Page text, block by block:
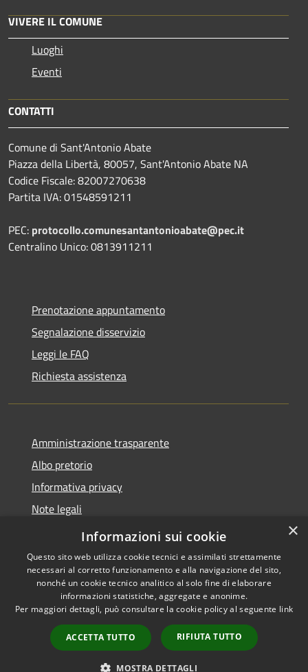
VIVERE IL COMUNE
Luoghi
Eventi
CONTATTI
Comune di Sant'Antonio Abate
Piazza della Libertà, 80057, Sant'Antonio Abate NA
Codice Fiscale: 82007270638
Partita IVA: 01548591211
PEC: protocollo.comunesantantonioabate@pec.it
Centralino Unico: 0813911211
Prenotazione appuntamento
Segnalazione disservizio
Leggi le FAQ
Richiesta assistenza
Amministrazione trasparente
Albo pretorio
Informativa privacy
Note legali
Dichiarazione di accessibilità
Accessibilità
Copyright © 2026 • Comune di
Sant'Antonio Abate • Powered
byMunicipium
Accesso
redazione
×
Informazioni sui cookie
Questo sito web utilizza cookie tecnici e assimilati strettamente
necessari al corretto funzionamento e alla navigazione del sito,
nonché un cookie tecnico analitico al solo fine di elaborare
informazioni statistiche, aggregate e anonime.
Per maggiori dettagli, può consultare la cookie policy al seguente link
ACCETTA TUTTO RIFIUTA TUTTO
MOSTRA DETTAGLI